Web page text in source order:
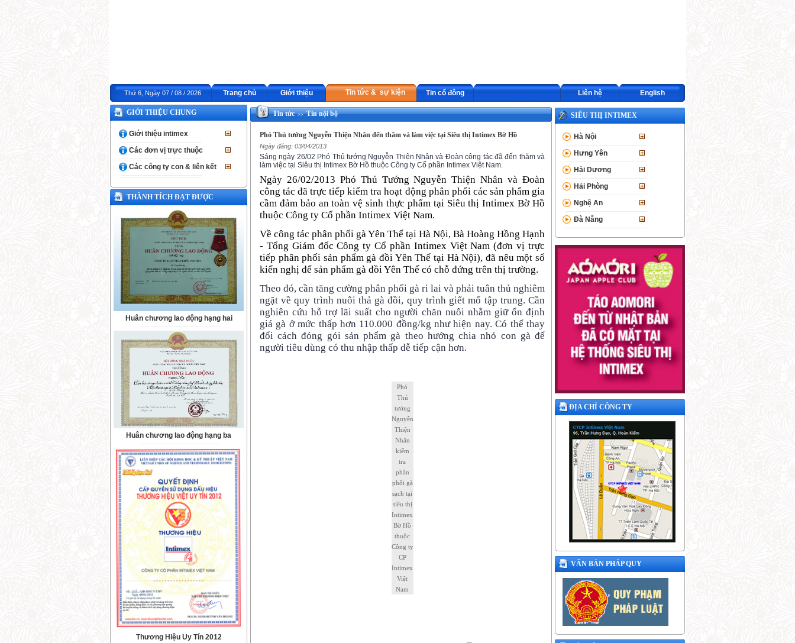
Thứ 6, Ngày 07 / 08 / 2026 Trang chủ Giới thiệu Tin tức & sự kiện Tin cổ đông Liên hệ English
GIỚI THIỆU CHUNG
Giới thiệu intimex
Các đơn vị trực thuộc
Các công ty con & liên kết
THÀNH TÍCH ĐẠT ĐƯỢC
Huân chương lao động hạng hai
Huân chương lao động hạng ba
Thương Hiệu Uy Tín 2012
Tin tức>>Tin nội bộ
Phó Thủ tướng Nguyễn Thiện Nhân đến thăm và làm việc tại Siêu thị Intimex Bờ Hồ
Ngày đăng: 03/04/2013
Sáng ngày 26/02 Phó Thủ tướng Nguyễn Thiện Nhân và Đoàn công tác đã đến thăm và
làm việc tại Siêu thị Intimex Bờ Hồ thuộc Công ty Cổ phần Intimex Việt Nam.
Ngày 26/02/2013 Phó Thủ Tướng Nguyễn Thiện Nhân và Đoàn
công tác đã trực tiếp kiểm tra hoạt động phân phối các sản phẩm gia
cầm đảm bảo an toàn vệ sinh thực phẩm tại Siêu thị Intimex Bờ Hồ
thuộc Công ty Cổ phần Intimex Việt Nam.
Về công tác phân phối gà Yên Thế tại Hà Nội, Bà Hoàng Hồng Hạnh
- Tổng Giám đốc Công ty Cổ phần Intimex Việt Nam (đơn vị trực
tiếp phân phối sản phẩm gà đồi Yên Thế tại Hà Nội), đã nêu một số
kiến nghị để sản phẩm gà đồi Yên Thế có chỗ đứng trên thị trường.
Theo đó, cần tăng cường phân phối gà ri lai và phải tuân thủ nghiêm
ngặt về quy trình nuôi thả gà đồi, quy trình giết mổ tập trung. Cần
nghiên cứu hỗ trợ lãi suất cho người chăn nuôi nhằm giữ ổn định
giá gà ở mức thấp hơn 110.000 đồng/kg như hiện nay. Có thể thay
đổi cách đóng gói sản phẩm gà theo hướng chia nhỏ con gà để
người tiêu dùng có thu nhập thấp dễ tiếp cận hơn.
Phó
Thủ
tướng
Nguyễn
Thiện
Nhân
kiểm
tra
phân
phối gà
sạch tại
siêu thị
Intimex
Bờ Hồ
thuộc
Công ty
CP
Intimex
Việt
Nam
SIÊU THỊ INTIMEX
Hà Nội
Hưng Yên
Hải Dương
Hải Phòng
Nghệ An
Đà Nẵng
ĐỊA CHỈ CÔNG TY
VĂN BẢN PHÁP QUY